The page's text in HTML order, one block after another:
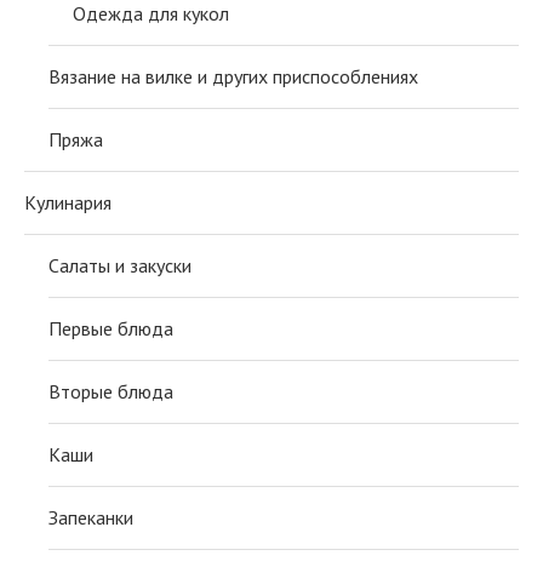
Одежда для кукол
Вязание на вилке и других приспособлениях
Пряжа
Кулинария
Салаты и закуски
Первые блюда
Вторые блюда
Каши
Запеканки